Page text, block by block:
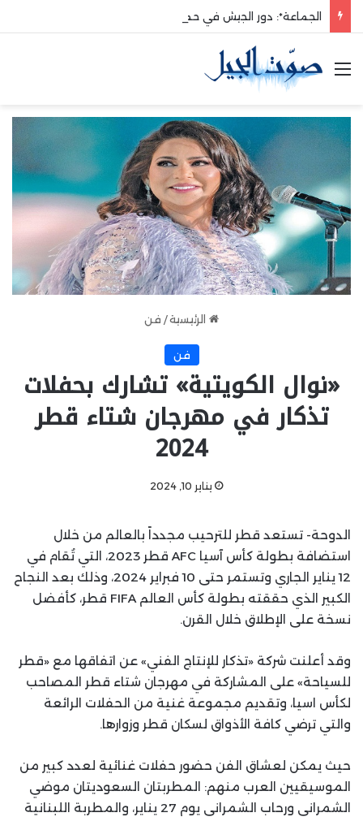
القائمة
الرئيسية/ فن
فن
«نوال الكويتية» تشارك بحفلات
تذكار في مهرجان شتاء قطر
2024
يناير 10, 2024
الدوحة- تستعد قطر للترحيب مجدداً بالعالم من خلال
استضافة بطولة كأس آسيا AFC‏ قطر 2023، التي تُقام في
12 يناير الجاري وتستمر حتى 10 فبراير 2024، وذلك بعد النجاح
الكبير الذي حققته بطولة كأس العالم FIFA قطر، كأفضل
نسخة على الإطلاق خلال القرن.
وقد أعلنت شركة «تذكار للإنتاج الفني» عن اتفاقها مع «قطر
للسياحة» على المشاركة في مهرجان شتاء قطر المصاحب
لكأس اسيا، وتقديم مجموعة غنية من الحفلات الرائعة
والتي ترضي كافة الأذواق لسكان قطر وزوارها.
حيث يمكن لعشاق الفن حضور حفلات غنائية لعدد كبير من
الموسيقيين العرب منهم: المطربتان السعوديتان موضي
الشمراني ورحاب الشمراني يوم 27 يناير، والمطربة اللبنانية